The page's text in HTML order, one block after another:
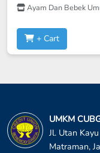
Ayam Dan Bebek
+ Cart
UMKM
Jl. Utan
Matraman,